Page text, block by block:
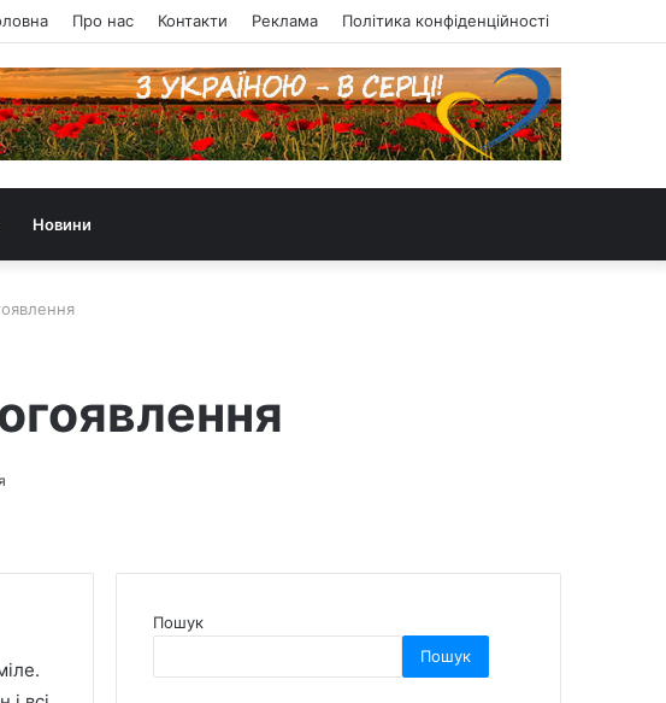
Про нас Контакти Реклама Політика конфіденційності
Новини
Пошук
Пошук